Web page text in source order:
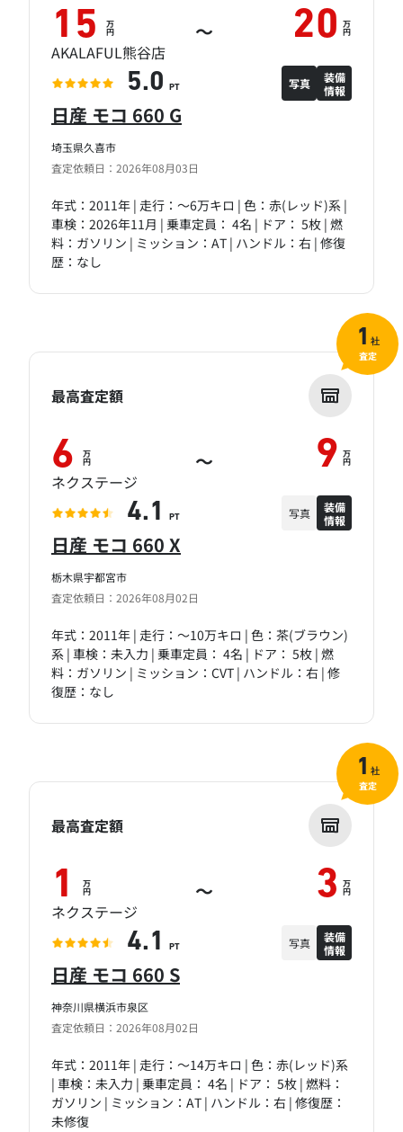
埼玉県久喜市
査定依頼日：2026年08月03日
日産 モコ 660 G
年式：2011年 | 走行：～6万キロ | 色：赤(レッド)系 |
車検：2026年11月 | 乗車定員： 4名 | ドア： 5枚 | 燃
料：ガソリン | ミッション：AT | ハンドル：右 | 修復
歴：なし
15 万
円 ～ 20 万
円
AKALAFUL熊谷店
5.0 PT 写真
装備
情報
栃木県宇都宮市
査定依頼日：2026年08月02日
日産 モコ 660 X
年式：2011年 | 走行：～10万キロ | 色：茶(ブラウン)
系 | 車検：未入力 | 乗車定員： 4名 | ドア： 5枚 | 燃
料：ガソリン | ミッション：CVT | ハンドル：右 | 修
復歴：なし
最高査定額
6 万
円 ～ 9 万
円
ネクステージ
4.1 PT 写真
装備
情報
1 社
査定
神奈川県横浜市泉区
査定依頼日：2026年08月02日
日産 モコ 660 S
年式：2011年 | 走行：～14万キロ | 色：赤(レッド)系
| 車検：未入力 | 乗車定員： 4名 | ドア： 5枚 | 燃料：
ガソリン | ミッション：AT | ハンドル：右 | 修復歴：
未修復
最高査定額
1 万
円 ～ 3 万
円
ネクステージ
4.1 PT 写真
装備
情報
1 社
査定